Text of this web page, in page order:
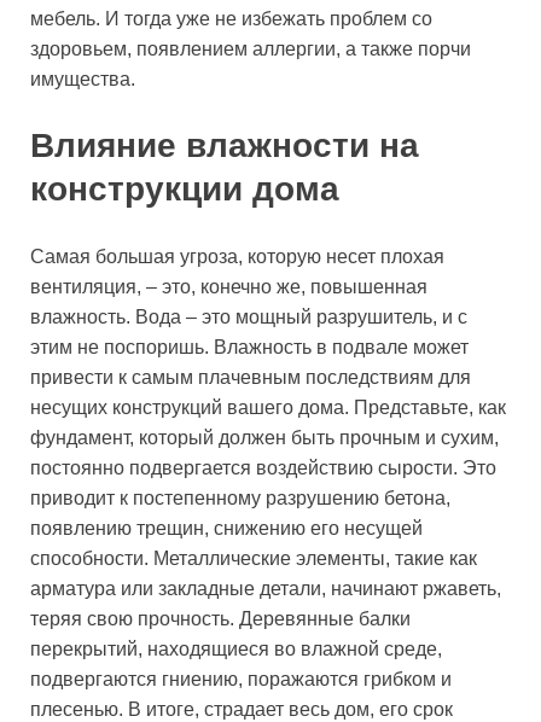
мебель. И тогда уже не избежать проблем со
здоровьем, появлением аллергии, а также порчи
имущества.
Влияние влажности на
конструкции дома
Самая большая угроза, которую несет плохая
вентиляция, – это, конечно же, повышенная
влажность. Вода – это мощный разрушитель, и с
этим не поспоришь. Влажность в подвале может
привести к самым плачевным последствиям для
несущих конструкций вашего дома. Представьте, как
фундамент, который должен быть прочным и сухим,
постоянно подвергается воздействию сырости. Это
приводит к постепенному разрушению бетона,
появлению трещин, снижению его несущей
способности. Металлические элементы, такие как
арматура или закладные детали, начинают ржаветь,
теряя свою прочность. Деревянные балки
перекрытий, находящиеся во влажной среде,
подвергаются гниению, поражаются грибком и
плесенью. В итоге, страдает весь дом, его срок